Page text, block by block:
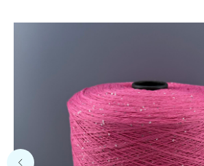
Расчет метража 2 артикула